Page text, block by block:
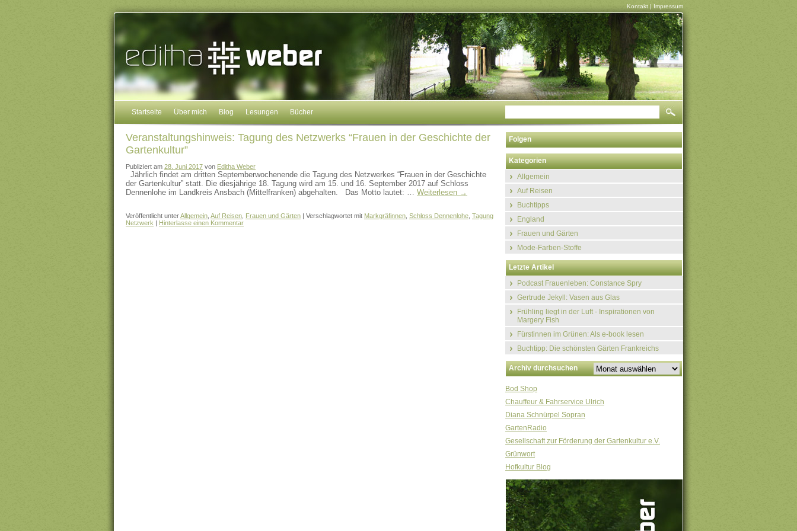
Kontakt | Impressum
Startseite Über mich Blog Lesungen Bücher
Veranstaltungshinweis: Tagung des Netzwerks “Frauen in der Geschichte der
Gartenkultur”
Publiziert am 28. Juni 2017 von Editha Weber
Jährlich findet am dritten Septemberwochenende die Tagung des Netzwerkes “Frauen in der Geschichte
der Gartenkultur” statt. Die diesjährige 18. Tagung wird am 15. und 16. September 2017 auf Schloss
Dennenlohe im Landkreis Ansbach (Mittelfranken) abgehalten. Das Motto lautet: … Weiterlesen →
Veröffentlicht unterAllgemein Auf Reisen Frauen und Gärten | Verschlagwortet mit Markgräfinnen Schloss Dennenlohe Tagung
Netzwerk | Hinterlasse einen Kommentar
Folgen
Kategorien
Allgemein
Auf Reisen
Buchtipps
England
Frauen und Gärten
Mode-Farben-Stoffe
Letzte Artikel
Podcast Frauenleben: Constance Spry
Gertrude Jekyll: Vasen aus Glas
Frühling liegt in der Luft - Inspirationen von
Margery Fish
Fürstinnen im Grünen: Als e-book lesen
Buchtipp: Die schönsten Gärten Frankreichs
Archiv durchsuchen
Bod Shop
Chauffeur & Fahrservice Ulrich
Diana Schnürpel Sopran
GartenRadio
Gesellschaft zur Förderung der Gartenkultur e.V.
Grünwort
Hofkultur Blog